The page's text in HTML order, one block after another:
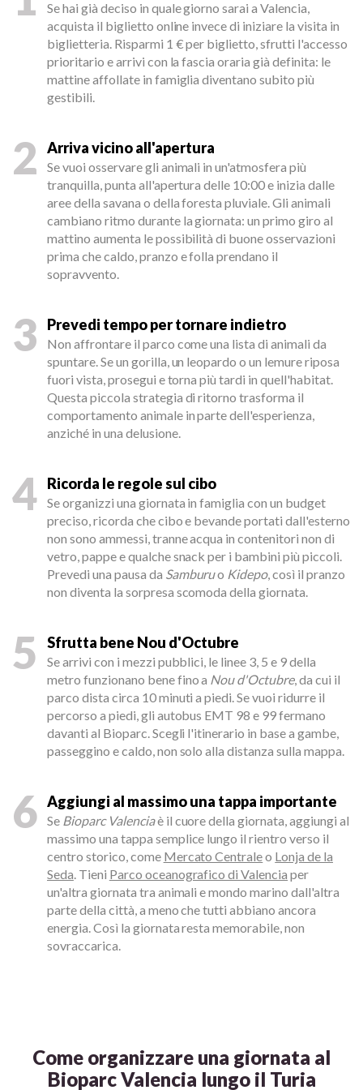
Se hai già deciso in quale giorno sarai a Valencia,
acquista il biglietto online invece di iniziare la visita in
biglietteria. Risparmi 1 € per biglietto, sfrutti l'accesso
prioritario e arrivi con la fascia oraria già definita: le
mattine affollate in famiglia diventano subito più
gestibili.
2 Arriva vicino all'apertura
Se vuoi osservare gli animali in un'atmosfera più
tranquilla, punta all'apertura delle 10:00 e inizia dalle
aree della savana o della foresta pluviale. Gli animali
cambiano ritmo durante la giornata: un primo giro al
mattino aumenta le possibilità di buone osservazioni
prima che caldo, pranzo e folla prendano il
sopravvento.
3 Prevedi tempo per tornare indietro
Non affrontare il parco come una lista di animali da
spuntare. Se un gorilla, un leopardo o un lemure riposa
fuori vista, prosegui e torna più tardi in quell'habitat.
Questa piccola strategia di ritorno trasforma il
comportamento animale in parte dell'esperienza,
anziché in una delusione.
4 Ricorda le regole sul cibo
Se organizzi una giornata in famiglia con un budget
preciso, ricorda che cibo e bevande portati dall'esterno
non sono ammessi, tranne acqua in contenitori non di
vetro, pappe e qualche snack per i bambini più piccoli.
Prevedi una pausa da Samburuo Kidepo, così il pranzo
non diventa la sorpresa scomoda della giornata.
5 Sfrutta bene Nou d'Octubre
Se arrivi con i mezzi pubblici, le linee 3, 5 e 9 della
metro funzionano bene fino a Nou d'Octubre, da cui il
parco dista circa 10 minuti a piedi. Se vuoi ridurre il
percorso a piedi, gli autobus EMT 98 e 99 fermano
davanti al Bioparc. Scegli l'itinerario in base a gambe,
passeggino e caldo, non solo alla distanza sulla mappa.
6 Aggiungi al massimo una tappa importante
Se Bioparc Valenciaè il cuore della giornata, aggiungi al
massimo una tappa semplice lungo il rientro verso il
centro storico, come Mercato Centraleo Lonja de la
Seda. Tieni Parco oceanografico di Valencia per
un'altra giornata tra animali e mondo marino dall'altra
parte della città, a meno che tutti abbiano ancora
energia. Così la giornata resta memorabile, non
sovraccarica.
Come organizzare una giornata al
Bioparc Valencia lungo il Turia